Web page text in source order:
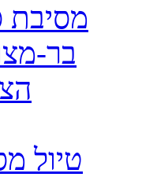
מסיבת
בר-
טיול